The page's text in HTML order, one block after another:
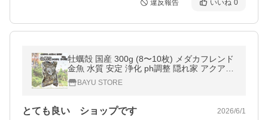
違反報告 いいね 0
牡蠣殻 国産 300g (8〜10枚) メダカフレンド
金魚 水質 安定 浄化 ph調整 隠れ家 アクアリ
ウム 貝殻 爆買
BAYU STORE
とても良い ショップです 2026/6/1